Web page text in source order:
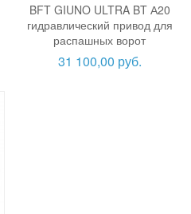
BFT GIUNO ULTRA BT А20
гидравлический привод для
распашных ворот
31 100,00 руб.